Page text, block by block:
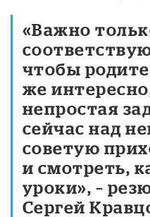
«Важно
чтобы
же
непростая
сейчас над
советую
и смотреть,
уроки», –
Сергей